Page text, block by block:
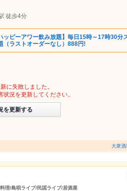
徒歩4分
ッピーアワー飲み放題】毎日15時～17時30分
（ラストオーダーなし）888円!
に失敗しました。
況を更新してください。
を更新する
大衆
理/島唄ライブ/民謡ライブ/居酒屋